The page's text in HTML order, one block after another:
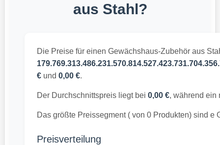
aus Stahl?
Die Preise für einen Gewächshaus-Zubehör aus
€und 0,00 €.
Der Durchschnittspreis liegt bei 0,00 €, während ein
Das größte Preissegment ( von 0 Produkten) sind e
Preisverteilung